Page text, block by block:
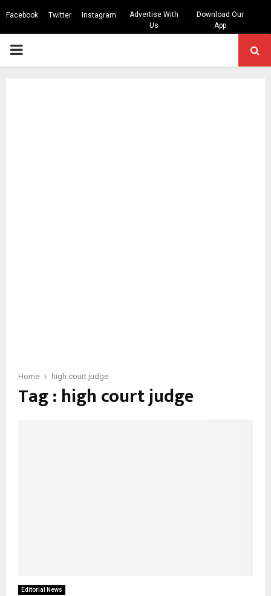
Facebook Twitter Instagram
Advertise With
Us
Download Our
App
PRIMARY
Home high court judge
Tag : high court judge
Editorial News